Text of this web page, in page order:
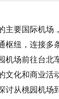
主要国际机场
枢纽，连接多
机场前往台北
化和商业活动
讨从桃园机场